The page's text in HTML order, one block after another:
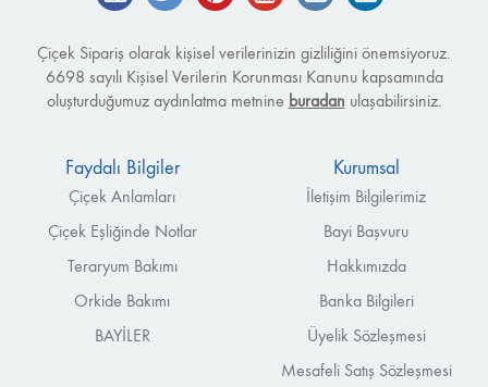
Çiçek Sipariş olarak kişisel verilerinizin gizliliğini önemsiyoruz.
6698 sayılı Kişisel Verilerin Korunması Kanunu kapsamında
oluşturduğumuz aydınlatma metnine buradan ulaşabilirsiniz.
Faydalı Bilgiler
Çiçek Anlamları
Çiçek Eşliğinde Notlar
Teraryum Bakımı
Orkide Bakımı
BAYİLER
Kurumsal
İletişim Bilgilerimiz
Bayi Başvuru
Hakkımızda
Banka Bilgileri
Üyelik Sözleşmesi
Mesafeli Satış Sözleşmesi